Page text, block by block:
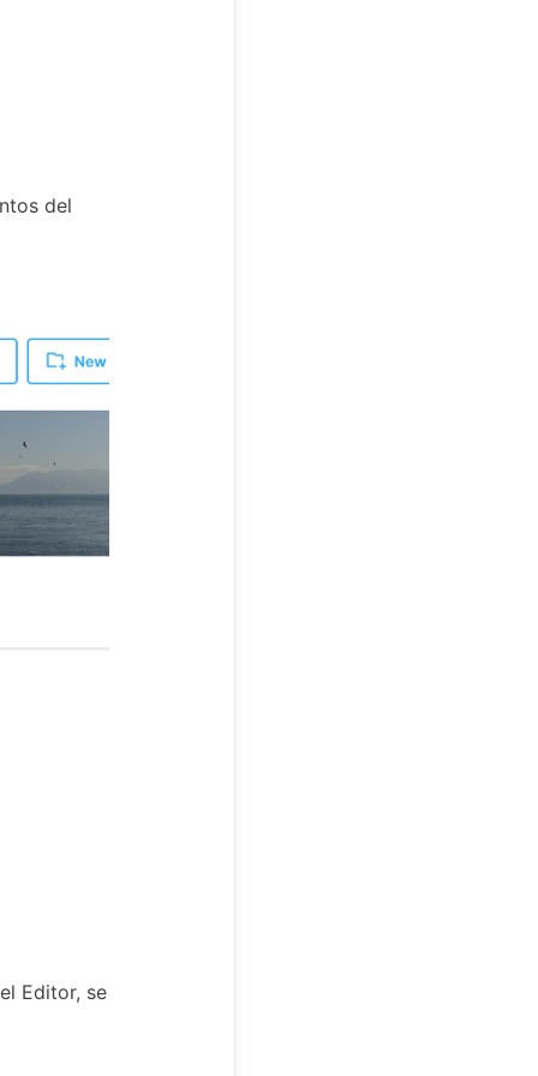
del
Editor, se